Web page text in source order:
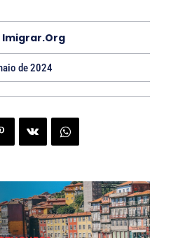
Imigrar.org
de 2024